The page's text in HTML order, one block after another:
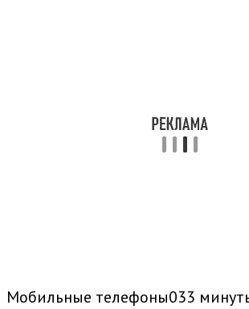
Мобильные телефоны033